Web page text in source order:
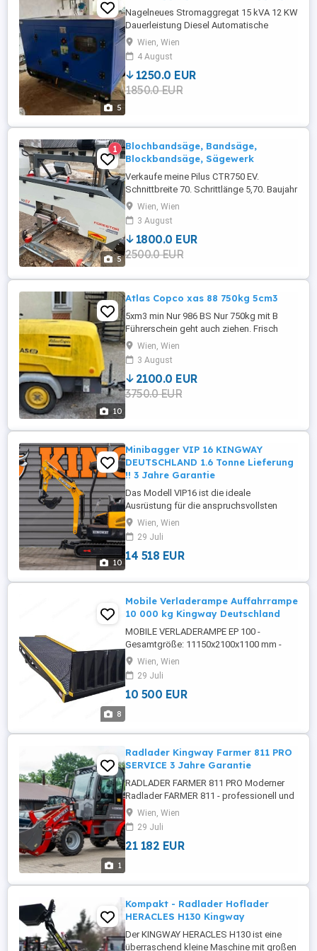
5
Nagelneues Stromaggregat 15 kVA 12 KW
Dauerleistung Diesel Automatische
Umschaltung
Wien, Wien
4 August
1250.0 EUR
1850.0 EUR
5
1
Blochbandsäge, Bandsäge,
Blockbandsäge, Sägewerk
Verkaufe meine Pilus CTR750 EV.
Schnittbreite 70. Schrittlänge 5,70. Baujahr
2021Wien, Wien
3 August
1800.0 EUR
2500.0 EUR
10
Atlas Copco xas 88 750kg 5cm3
5xm3 min Nur 986 BS Nur 750kg mit B
Führerschein geht auch ziehen. Frisch
Service. Nachkühler eingebaut aber jeder
Zeit zurück setzen kein Thema. Belgische
Papiere.
Wien, Wien
3 August
2100.0 EUR
3750.0 EUR
10
Minibagger VIP 16 KINGWAY
DEUTSCHLAND 1.6 Tonne Lieferung
!! 3 Jahre Garantie
Das Modell VIP16 ist die ideale
Ausrüstung für die anspruchsvollsten
Bau-, Elektro-, Sanitär-, Renovierungs- und
Dienstleistungsunternehmen in ähnlichen
Branchen. Das Modell VIP16 ist zusätzlich
mit einem Schwenkarm ausgestattet, was
erleichtert. Die Maschine verfügt ...
Wien, Wien
29 Juli
14 518 EUR
8
Mobile Verladerampe Auffahrrampe
10 000 kg Kingway Deutschland
MOBILE VERLADERAMPE EP 100 -
Gesamtgröße: 11150x2100x1100 mm -
Plattformgröße Neigungslänge: 7000 mm
- Plattformlänge: 3000 mm -
Rückenplattenlänge: 750 mm -
Lippenlänge: 400 mm (Stahldicke 14 mm)
Hydraulikpumpe und Halterung - ...
Wien, Wien
29 Juli
10 500 EUR
1
Radlader Kingway Farmer 811 PRO
SERVICE 3 Jahre Garantie
RADLADER FARMER 811 PRO Moderner
Radlader FARMER 811 - professionell und
langlebig. Das Modell ist die ideale
Ausrüstung für die Landwirtschaft, das
Baugewerbe, die Elektro-, Sanitär-,
Reparatur- und ähnliche Branchen. Wir
...
Wien, Wien
29 Juli
21 182 EUR
Kompakt - Radlader Hoflader
HERACLES H130 Kingway
Der KINGWAY HERACLES H130 ist eine
überraschend kleine Maschine mit großen